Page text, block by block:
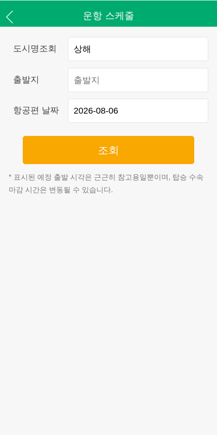
운항 스케줄
도시명조회
출발지
항공편 날짜
조회
* 표시된 예정 출발 시각은 근근히 참고용일뿐이며, 탑승 수속
마감 시간은 변동될 수 있습니다.